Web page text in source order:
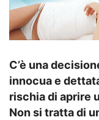
C’è una
innocua e
rischia di aprire
Non si tratta di